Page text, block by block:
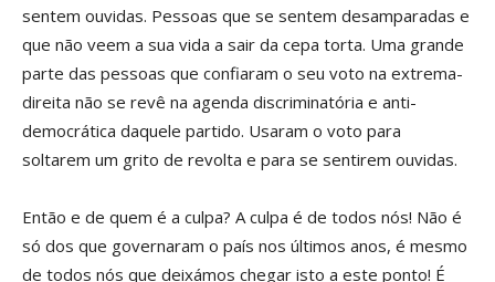
sentem ouvidas. Pessoas que se sentem desamparadas e
que não veem a sua vida a sair da cepa torta. Uma grande
parte das pessoas que confiaram o seu voto na extrema-
direita não se revê na agenda discriminatória e anti-
democrática daquele partido. Usaram o voto para
soltarem um grito de revolta e para se sentirem ouvidas.
Então e de quem é a culpa? A culpa é de todos nós! Não é
só dos que governaram o país nos últimos anos, é mesmo
de todos nós que deixámos chegar isto a este ponto! É